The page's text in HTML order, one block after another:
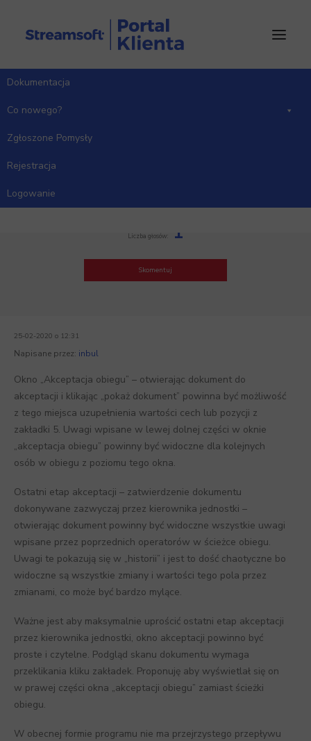
Dokumentacja
Co nowego?
Zgłoszone Pomysły
Rejestracja
Logowanie
Akceptacja obiegu – sugestie
Liczba głosów: 1
Skomentuj
25-02-2020 o 12:31
Napisane przez: inbul
Okno „Akceptacja obiegu” – otwierając dokument do
akceptacji i klikając „pokaż dokument” powinna być możliwość
z tego miejsca uzupełnienia wartości cech lub pozycji z
zakładki 5. Uwagi wpisane w lewej dolnej części w oknie
„akceptacja obiegu” powinny być widoczne dla kolejnych
osób w obiegu z poziomu tego okna.
Ostatni etap akceptacji – zatwierdzenie dokumentu
dokonywane zazwyczaj przez kierownika jednostki –
otwierając dokument powinny być widoczne wszystkie uwagi
wpisane przez poprzednich operatorów w ścieżce obiegu.
Uwagi te pokazują się w „historii” i jest to dość chaotyczne bo
widoczne są wszystkie zmiany i wartości tego pola przez
zmianami, co może być bardzo mylące.
Ważne jest aby maksymalnie uprościć ostatni etap akceptacji
przez kierownika jednostki, okno akceptacji powinno być
proste i czytelne. Podgląd skanu dokumentu wymaga
przeklikania kliku zakładek. Proponuję aby wyświetlał się on
w prawej części okna „akceptacji obiegu” zamiast ścieżki
obiegu.
W obecnej formie programu nie ma przejrzystego przepływu